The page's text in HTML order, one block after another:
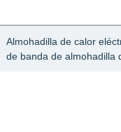
Almohadilla de calor
de banda de almohadilla